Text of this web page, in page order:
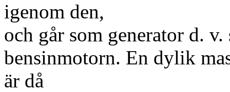
igenom den,
och går som generator d.
bensinmotorn. En dylik
är då